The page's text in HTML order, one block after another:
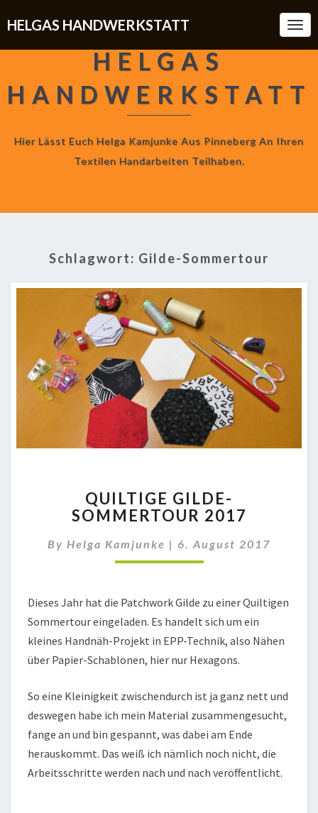
HELGAS HANDWERKSTATT
HELGAS
HANDWERKSTATT
Hier Lässt Euch Helga Kamjunke Aus Pinneberg An Ihren
Textilen Handarbeiten Teilhaben.
Schlagwort: Gilde-Sommertour
GILDE-
SOMMERTOUR
QUILTIGE GILDE-
SOMMERTOUR 2017
By Helga Kamjunke | 6. August 2017
Dieses Jahr hat die Patchwork Gilde zu einer Quiltigen
Sommertour eingeladen. Es handelt sich um ein
kleines Handnäh-Projekt in EPP-Technik, also Nähen
über Papier-Schablonen, hier nur Hexagons.
So eine Kleinigkeit zwischendurch ist ja ganz nett und
deswegen habe ich mein Material zusammengesucht,
fange an und bin gespannt, was dabei am Ende
herauskommt. Das weiß ich nämlich noch nicht, die
Arbeitsschritte werden nach und nach veröffentlicht.